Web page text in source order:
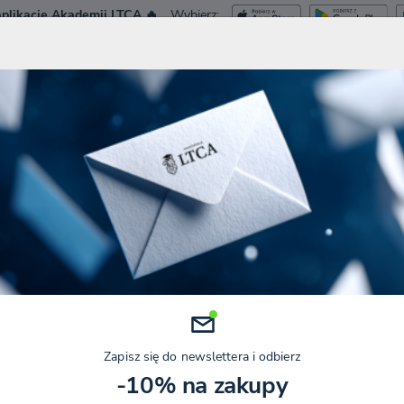
Akademii LTCA 🔥 Wybierz:
I WEBINARY SZKOLENIA ZAMKNIĘTE KONFERENCJE
KIEDY SPONSOROWANIE WSPÓLNIKA PODLEGA OPODATKOWANIU?
sponsorowanie wspólnika
Kategorie
NISKIE PODATKI / CIT ESTOŃSKI
8 LIPIEC 2026
Zapisz się do newslettera i odbierz
-10% na zakupy